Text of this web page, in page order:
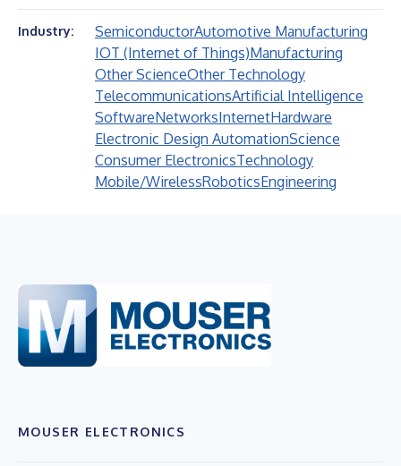
Industry: SemiconductorAutomotive Manufacturing
IOT (Internet of Things)Manufacturing
Other ScienceOther Technology
TelecommunicationsArtificial Intelligence
SoftwareNetworksInternetHardware
Electronic Design AutomationScience
Consumer ElectronicsTechnology
Mobile/WirelessRoboticsEngineering
MOUSER ELECTRONICS